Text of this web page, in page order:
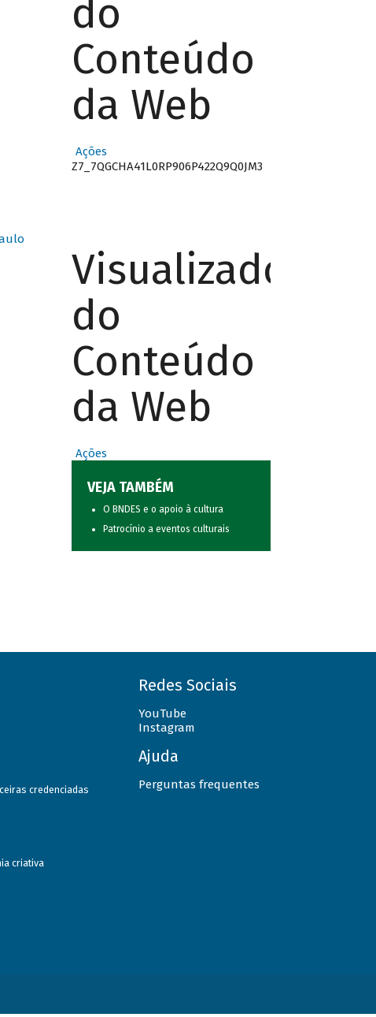
do
Conteúdo
da Web
Ações
Z7_7QGCHA41L0RP906P422Q9Q0JM3
Visualizador
do
Conteúdo
da Web
Ações
VEJA TAMBÉM
O BNDES e o apoio à cultura
Patrocínio a eventos culturais
credenciadas
criativa
Redes Sociais
YouTube
Instagram
Ajuda
Perguntas frequentes